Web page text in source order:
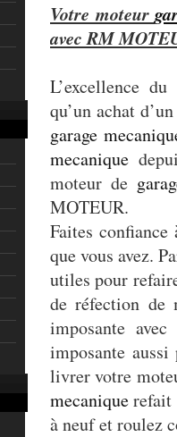
Votre moteur
avec RM
L’excellence
qu’un achat
garage
mecanique
moteur de
MOTEUR.
Faites
que vous avez.
utiles pour
de réfection
imposante
imposante
livrer votre
mecaniquerefait
à neuf et roulez